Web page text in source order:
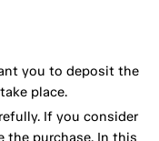
you to deposit the
place.
If you consider
purchase. In this